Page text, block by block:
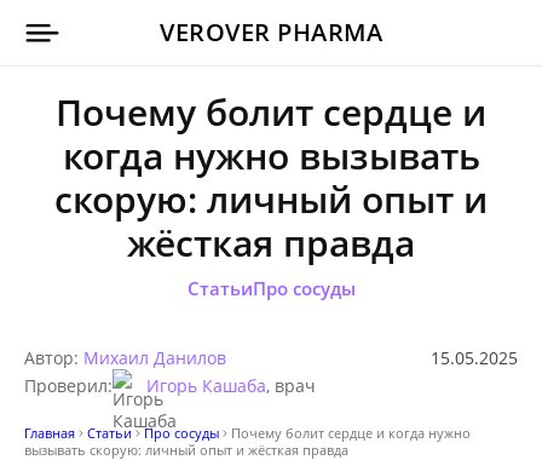
VEROVER PHARMA
Почему болит сердце и
когда нужно вызывать
скорую: личный опыт и
жёсткая правда
СтатьиПро сосуды
15.05.2025
Автор: Михаил Данилов
Проверил:
Игорь Кашаба, врач
Главная Статьи Про сосуды
Почему болит сердце и когда нужно
вызывать скорую: личный опыт и жёсткая правда